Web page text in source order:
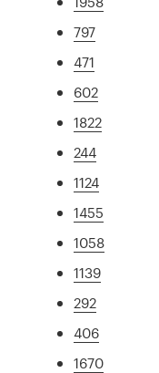
797
471
602
1822
244
1124
1455
1058
1139
292
406
1670